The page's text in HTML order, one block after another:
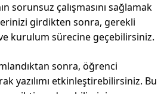
sorunsuz çalışmasını sağlamak
girdikten sonra, gerekli
kurulum sürecine geçebilirsiniz.
sonra, öğrenci
yazılımı etkinleştirebilirsiniz. Bu